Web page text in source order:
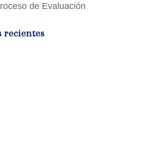
de Evaluación
recientes